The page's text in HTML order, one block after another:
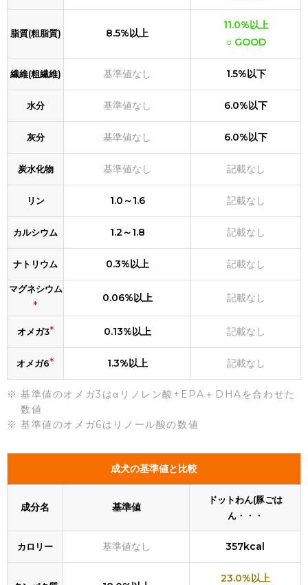
脂質(粗脂質) 8.5%以上
11.0%以上
○ GOOD
繊維(粗繊維) 基準値なし 1.5%以下
水分 基準値なし 6.0%以下
灰分 基準値なし 6.0%以下
炭水化物 基準値なし 記載なし
リン 1.0～1.6 記載なし
カルシウム 1.2～1.8 記載なし
ナトリウム 0.3%以上 記載なし
マグネシウム
*
0.06%以上 記載なし
オメガ3* 0.13%以上 記載なし
オメガ6* 1.3%以上 記載なし
基準値のオメガ3はαリノレン酸+EPA＋DHAを合わせた
数値
基準値のオメガ6はリノール酸の数値
成犬の基準値と比較
成分名 基準値
ドットわん(豚ごは
ん・・・
カロリー 基準値なし 357kcal
23.0%以上